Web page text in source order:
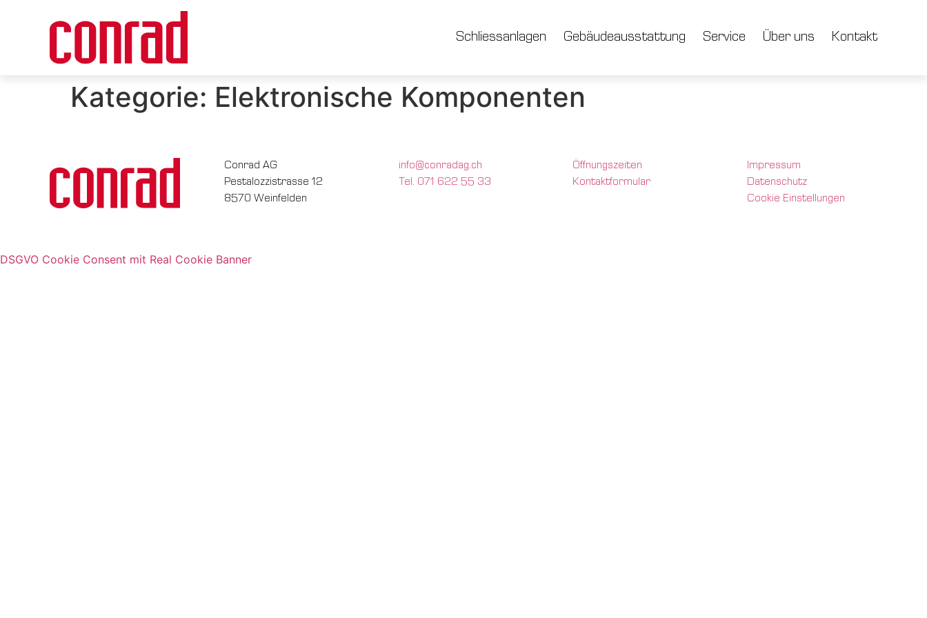
Schliessanlagen Gebäudeausstattung Service Über uns Kontakt
Kategorie: Elektronische Komponenten
Conrad AG
Pestalozzistrasse 12
8570 Weinfelden
info@conradag.ch
Tel. 071 622 55 33
Öffnungszeiten
Kontaktformular
Impressum
Datenschutz
Cookie Einstellungen
DSGVO Cookie Consent mit Real Cookie Banner